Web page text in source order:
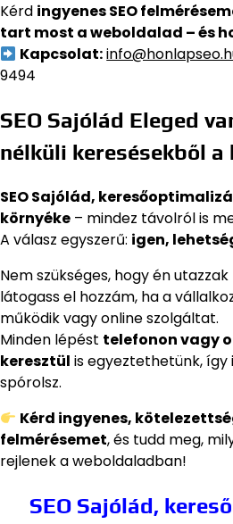
Kérd ingyenes SEO
tart most a weboldalad – és
Kapcsolat:
9494
SEO Sajólád Eleged
nélküli keresésekből a
SEO Sajólád,
környéke – mindez távolról is
A válasz egyszerű: igen,
Nem szükséges, hogy én
látogass el hozzám, ha a
működik vagy online szolgáltat.
Minden lépést telefonon vagy
keresztül is egyeztethetünk,
spórolsz.
Kérd ingyenes,
felmérésemet, és tudd meg,
rejlenek a weboldaladban!
SEO Sajólád,